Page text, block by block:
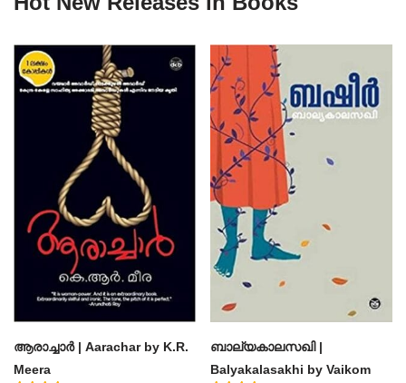
ആരാച്ചാര്‍ | Aarachar by K.R.
Meera
ബാല്യകാലസഖി |
Balyakalasakhi by Vaikom